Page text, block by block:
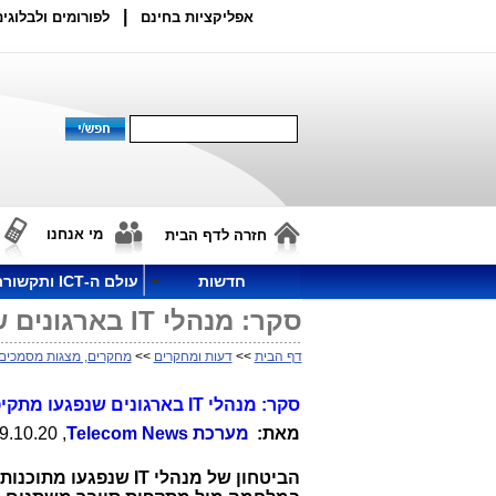
אפליקציות בחינם לפורומים
חזרה לדף הבית מי אנחנו
חדשות עולם ה-ICT ותקשורת
סקר: מנהלי IT בארגונים שנפגעו מתקיפות כופר מתקשים להתאושש
דף הבית >>דעות ומחקרים >>מחקרים, מצגות
סקר: מנהלי ITבארגונים שנפגעו
מאת: מערכתTelecom News
, 19.10.20, 12:45
הביטחון של מנהליIT שנפגעו